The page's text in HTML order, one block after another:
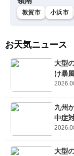
敦賀市 小浜市
お天気ニュース
大型
け暴
九州
中症
大型